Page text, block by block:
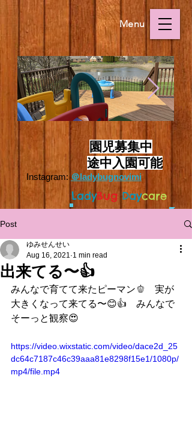
Outside.HEIC
​
園児募集中
途中入園可能
Instagram: ＠ladybugnovimi
LadyBug Daycare
Menu
Post
出来てる〜👍
ゆみせんせい
Aug 16, 2021 1 min read
みんなで育てて来たピーマン🫑　実が
大きくなって来てる〜😊👍　みんなで
そーっと観察😍
https://video.wixstatic.com/video/dace2d_25
dc64c7187c46c39aaa81e8298f15e1/1080p/
mp4/file.mp4